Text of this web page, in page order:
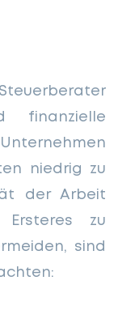
finanzielle
niedrig zu
der Arbeit
zu
sind